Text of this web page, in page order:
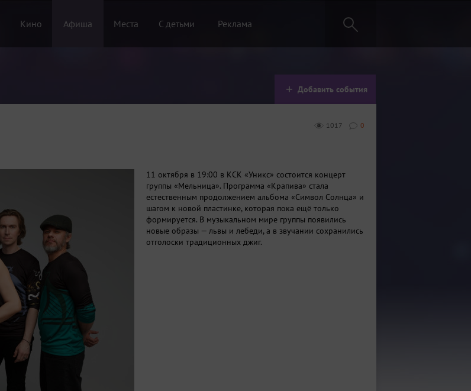
Кино Афиша Места С детьми Реклама
Добавить события
0
1017
11 октября в 19:00 в КСК «Уникс» состоится концерт
группы «Мельница». Программа «Крапива» стала
естественным продолжением альбома «Символ Солнца» и
шагом к новой пластинке, которая пока ещё только
формируется. В музыкальном мире группы появились
новые образы — львы и лебеди, а в звучании сохранились
отголоски традиционных джиг.